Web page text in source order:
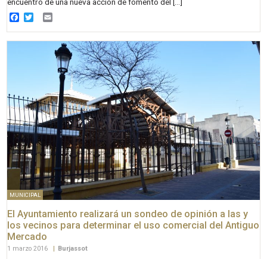
Facebook
Twitter
MUNICIPAL
El Ayuntamiento realizará un sondeo de opinión a las y
los vecinos para determinar el uso comercial del Antiguo
Mercado
1 marzo 2016 | Burjassot